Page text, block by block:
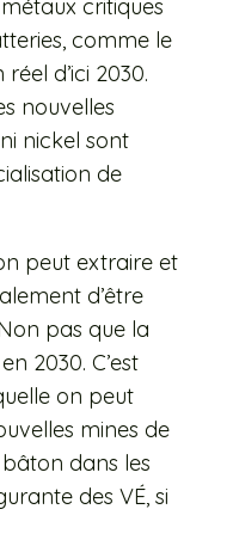
critiques
comme le
d’ici 2030.
nouvelles
nickel sont
de
peut extraire et
d’être
pas que la
2030. C’est
on peut
mines de
dans les
des VÉ, si